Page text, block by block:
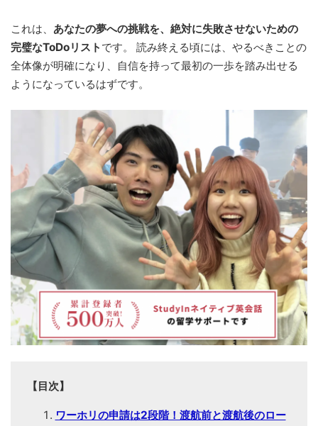
これは、 あなたの夢への挑戦を、絶対に失敗させないための
完璧なToDoリスト です。 読み終える頃には、やるべきことの
全体像が明確になり、自信を持って最初の一歩を踏み出せる
ようになっているはずです。
【目次】
ワーホリの申請は2段階！渡航前と渡航後のロー